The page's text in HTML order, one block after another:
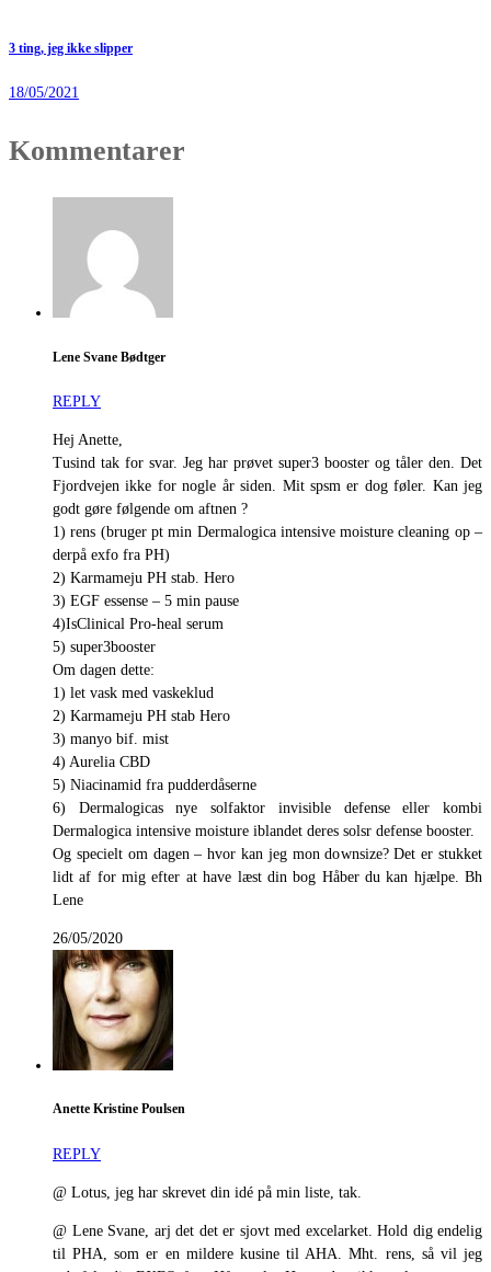
3 ting, jeg ikke slipper
18/05/2021
Kommentarer
Lene Svane Bødtger
REPLY
Hej Anette,
Tusind tak for svar. Jeg har prøvet super3 booster og tåler den. Det
Fjordvejen ikke for nogle år siden. Mit spsm er dog føler. Kan jeg
godt gøre følgende om aftnen ?
1) rens (bruger pt min Dermalogica intensive moisture cleaning op –
derpå exfo fra PH)
2) Karmameju PH stab. Hero
3) EGF essense – 5 min pause
4)IsClinical Pro-heal serum
5) super3booster
Om dagen dette:
1) let vask med vaskeklud
2) Karmameju PH stab Hero
3) manyo bif. mist
4) Aurelia CBD
5) Niacinamid fra pudderdåserne
6) Dermalogicas nye solfaktor invisible defense eller kombi
Dermalogica intensive moisture iblandet deres solsr defense booster.
Og specielt om dagen – hvor kan jeg mon downsize? Det er stukket
lidt af for mig efter at have læst din bog Håber du kan hjælpe. Bh
Lene
26/05/2020
Anette Kristine Poulsen
REPLY
@ Lotus, jeg har skrevet din idé på min liste, tak.
@ Lene Svane, arj det det er sjovt med excelarket. Hold dig endelig
til PHA, som er en mildere kusine til AHA. Mht. rens, så vil jeg